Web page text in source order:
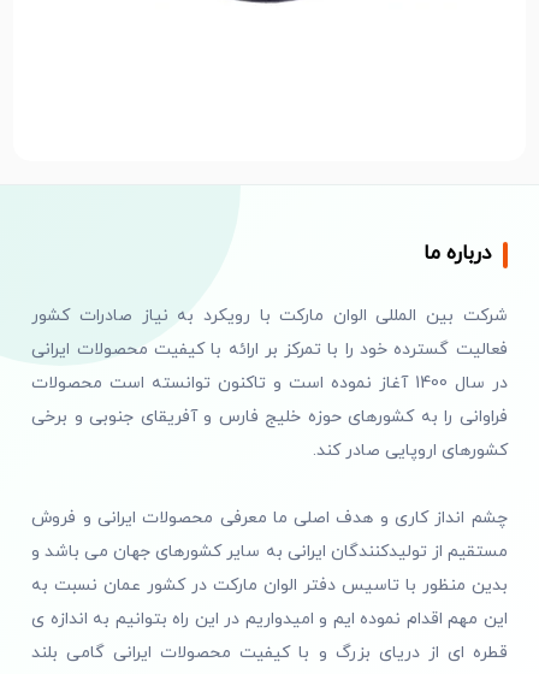
درباره ما
شرکت بین المللی الوان مارکت با رویکرد به نیاز صادرات کشور
فعالیت گسترده خود را با تمرکز بر ارائه با کیفیت محصولات ایرانی
در سال 1400 آغاز نموده است و تاکنون توانسته است محصولات
فراوانی را به کشورهای حوزه خلیج فارس و آفریقای جنوبی و برخی
کشورهای اروپایی صادر کند.
چشم انداز کاری و هدف اصلی ما معرفی محصولات ایرانی و فروش
مستقیم از تولیدکنندگان ایرانی به سایر کشورهای جهان می باشد و
بدین منظور با تاسیس دفتر الوان مارکت در کشور عمان نسبت به
این مهم اقدام نموده ایم و امیدواریم در این راه بتوانیم به اندازه ی
قطره ای از دریای بزرگ و با کیفیت محصولات ایرانی گامی بلند